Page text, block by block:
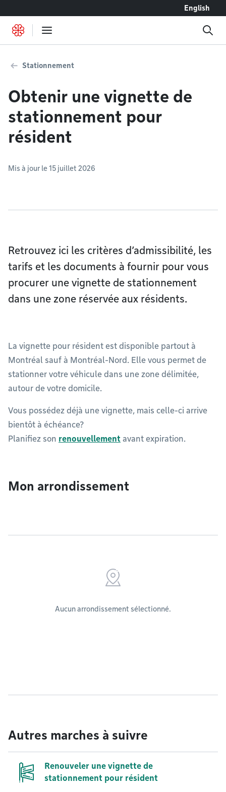
English
Stationnement
Obtenir une vignette de
stationnement pour
résident
Mis à jour le 15 juillet 2026
Retrouvez ici les critères d’admissibilité, les
tarifs et les documents à fournir pour vous
procurer une vignette de stationnement
dans une zone réservée aux résidents.
La vignette pour résident est disponible partout à
Montréal sauf à Montréal-Nord. Elle vous permet de
stationner votre véhicule dans une zone délimitée,
autour de votre domicile.
Vous possédez déjà une vignette, mais celle-ci arrive
bientôt à échéance?
Planifiez son renouvellement avant expiration.
Mon arrondissement
Aucun arrondissement sélectionné.
Autres marches à suivre
Renouveler une vignette de
stationnement pour résident